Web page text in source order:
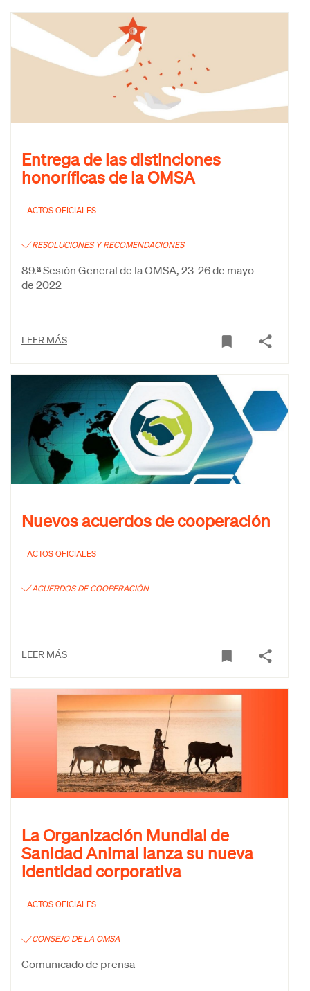
Entrega de las distinciones
honoríficas de la OMSA
ACTOS OFICIALES
RESOLUCIONES Y RECOMENDACIONES
89.ª Sesión General de la OMSA, 23-26 de mayo
de 2022
LEER MÁS
Nuevos acuerdos de cooperación
ACTOS OFICIALES
ACUERDOS DE COOPERACIÓN
LEER MÁS
La Organización Mundial de
Sanidad Animal lanza su nueva
identidad corporativa
ACTOS OFICIALES
CONSEJO DE LA OMSA
Comunicado de prensa